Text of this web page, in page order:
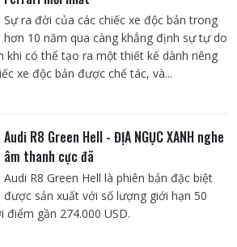
Sự ra đời của các chiếc xe độc bản trong
hơn 10 năm qua càng khẳng định sự tự do
khi có thể tạo ra một thiết kế dành riêng
xe độc bản được chế tác, và...
Audi R8 Green Hell - ĐỊA NGỤC XANH nghe
âm thanh cực đã
Audi R8 Green Hell là phiên bản đặc biệt
được sản xuất với số lượng giới hạn 50
điểm gần 274.000 USD.